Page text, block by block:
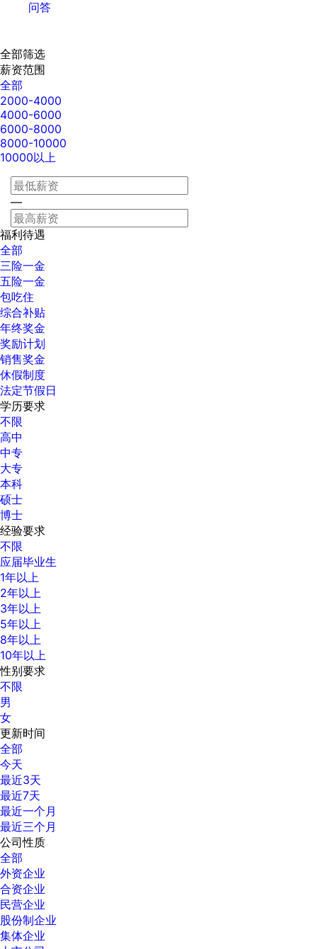
问答
全部筛选
薪资范围
全部
2000-4000
4000-6000
6000-8000
8000-10000
10000以上
—
福利待遇
全部
三险一金
五险一金
包吃住
综合补贴
年终奖金
奖励计划
销售奖金
休假制度
法定节假日
学历要求
不限
高中
中专
大专
本科
硕士
博士
经验要求
不限
应届毕业生
1年以上
2年以上
3年以上
5年以上
8年以上
10年以上
性别要求
不限
男
女
更新时间
全部
今天
最近3天
最近7天
最近一个月
最近三个月
公司性质
全部
外资企业
合资企业
民营企业
股份制企业
集体企业